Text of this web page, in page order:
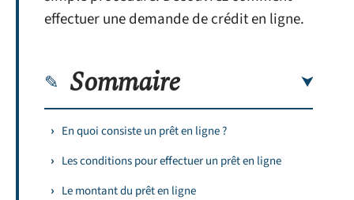
effectuer une demande de crédit en ligne.
Sommaire
En quoi consiste un prêt en ligne ?
Les conditions pour effectuer un prêt en ligne
Le montant du prêt en ligne